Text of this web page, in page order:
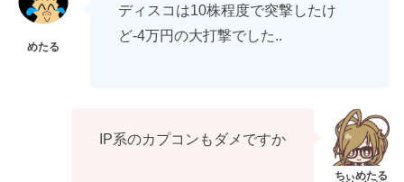
ディスコは10株程度で突撃したけ
ど-4万円の大打撃でした..
IP系のカプコンもダメですか